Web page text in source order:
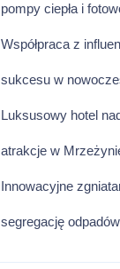
pompy ciepła i
Współpraca z
sukcesu w
Luksusowy hotel
atrakcje w
Innowacyjne
segregację odpadów